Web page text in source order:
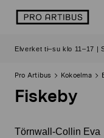
sisältöön
logo
Elverket ti–su klo 11–17 |
Pro Artibus Kokoelma
Fiskeby
Törnwall-Collin Eva